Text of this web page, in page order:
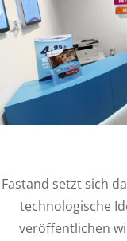
Fastand setzt sich
technologische
veröffentlichen